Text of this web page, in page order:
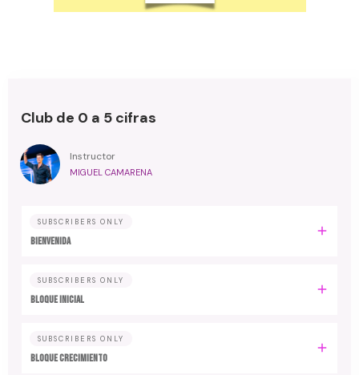
Club de 0 a 5 cifras
Instructor
MIGUEL CAMARENA
SUBSCRIBERS ONLY
BIENVENIDA
SUBSCRIBERS ONLY
BLOQUE INICIAL
SUBSCRIBERS ONLY
BLOQUE CRECIMIENTO